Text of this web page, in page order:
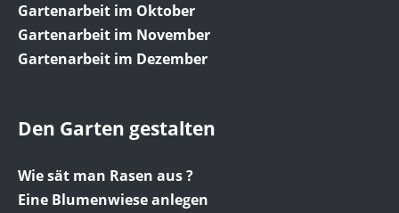
Gartenarbeit im Oktober
Gartenarbeit im November
Gartenarbeit im Dezember
Den Garten gestalten
Wie sät man Rasen aus ?
Eine Blumenwiese anlegen